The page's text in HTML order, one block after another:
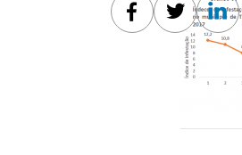
Facebook
Twitter